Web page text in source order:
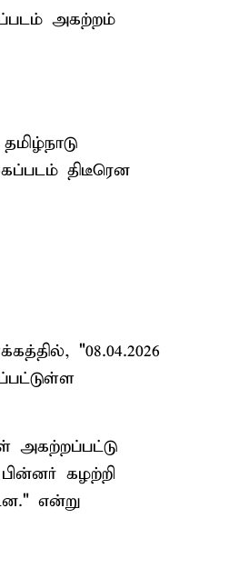
அகற்றம்
திடீரென
"08.04.2026
அகற்றப்பட்டு
கழற்றி
என்று